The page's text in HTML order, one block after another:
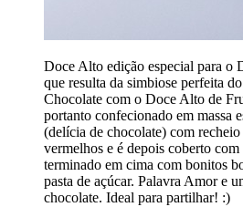
Doce Alto edição especial para o
que resulta da simbiose perfeita
Chocolate com o Doce Alto de
portanto confecionado em massa
(delícia de chocolate) com
vermelhos e é depois coberto
terminado em cima com bonitos
pasta de açúcar. Palavra Amor e
chocolate. Ideal para partilhar! :)